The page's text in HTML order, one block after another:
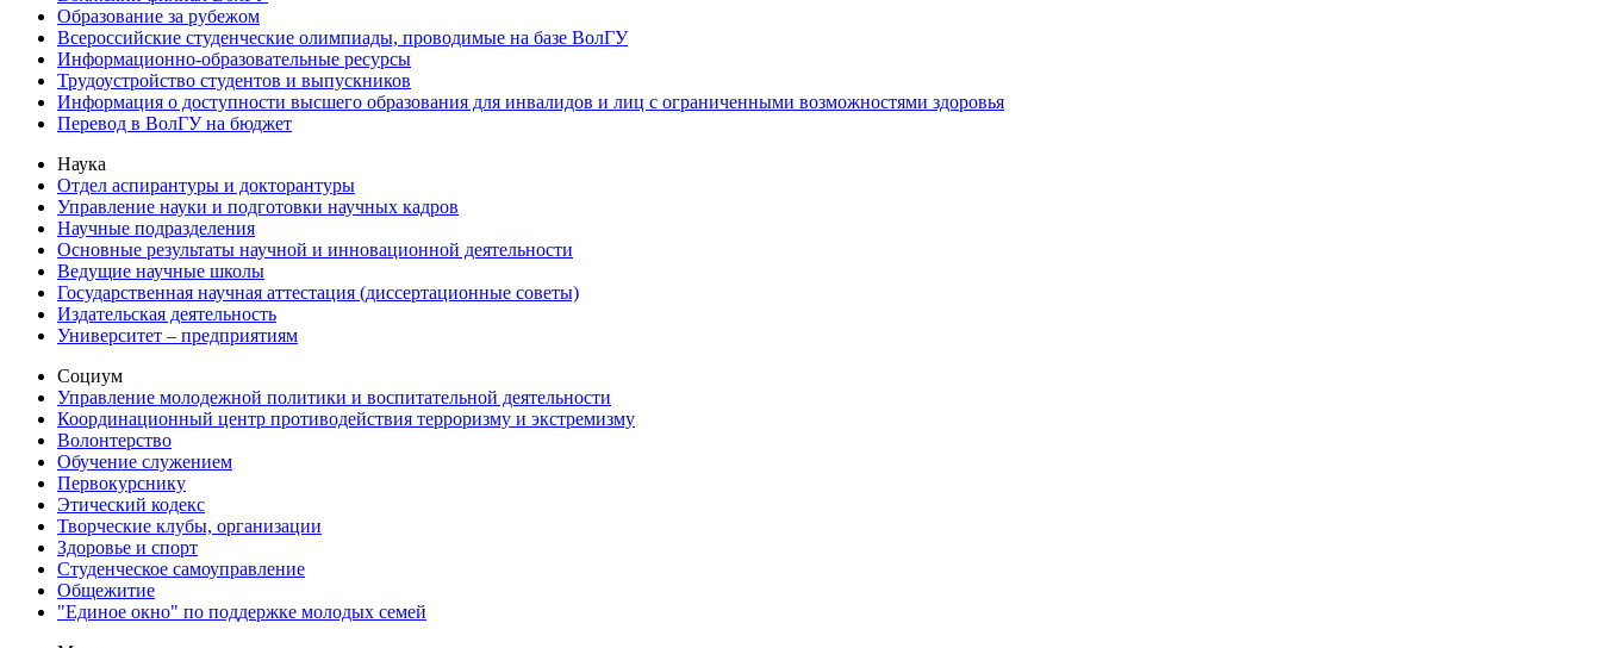
Образование за рубежом
Всероссийские студенческие олимпиады, проводимые на базе ВолГУ
Информационно-образовательные ресурсы
Трудоустройство студентов и выпускников
Информация о доступности высшего образования для инвалидов и лиц с ограниченными возможностями здоровья
Перевод в ВолГУ на бюджет
Наука
Отдел аспирантуры и докторантуры
Управление науки и подготовки научных кадров
Научные подразделения
Основные результаты научной и инновационной деятельности
Ведущие научные школы
Государственная научная аттестация (диссертационные советы)
Издательская деятельность
Университет – предприятиям
Социум
Управление молодежной политики и воспитательной деятельности
Координационный центр противодействия терроризму и экстремизму
Волонтерство
Обучение служением
Первокурснику
Этический кодекс
Творческие клубы, организации
Здоровье и спорт
Студенческое самоуправление
Общежитие
"Единое окно" по поддержке молодых семей